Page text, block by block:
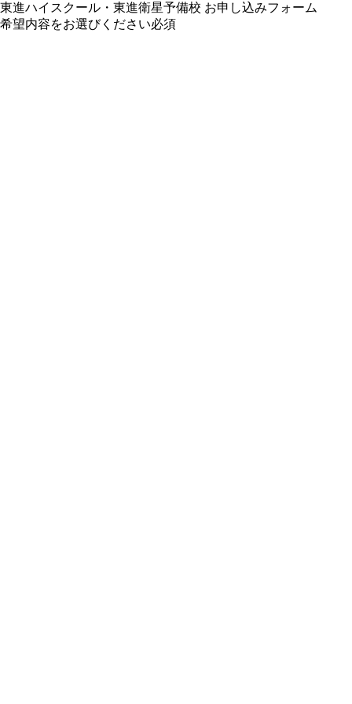
東進ハイスクール・東進衛星予備校 お申し込みフォーム
希望内容をお選びください必須